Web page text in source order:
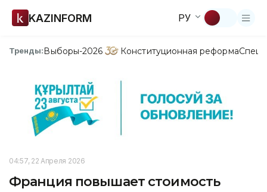
KAZINFORM РУ
Тренды:Выборы-2026 Конституционная реформа
04:57, 22 Апреля 2026
Франция повышает стоимость